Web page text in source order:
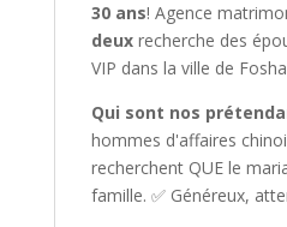
30 ans! Agence
deuxrecherche des
VIP dans la ville de
Qui sont nos
hommes d'affaires
recherchent QUE le
famille. ✅ Généreux,